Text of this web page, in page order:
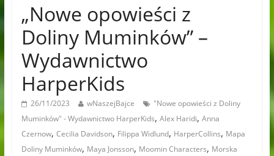
„Nowe opowieści z
Doliny Muminków” –
Wydawnictwo
HarperKids
26/11/2023 wNaszejBajce
"Nowe opowieści z Doliny
Muminków" - Wydawnictwo HarperKids, Alex Haridi, Anna
Czernow, Cecilia Davidson, Filippa Widlund, HarperCollins, Mapa
Doliny Muminków, Maya Jonsson, Moomin Characters, Morska